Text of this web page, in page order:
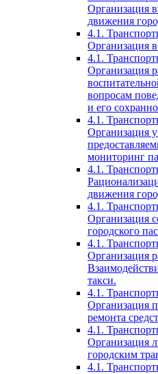
Организация
движения
4.1.
Организация
4.1.
Организация
вопросам
и его
4.1.
Организация
мониторинг
4.1.
движения
4.1.
Организация
городского
4.1.
Организация
такси.
4.1.
Организация
ремонта
4.1.
Организация
городским
4.1.